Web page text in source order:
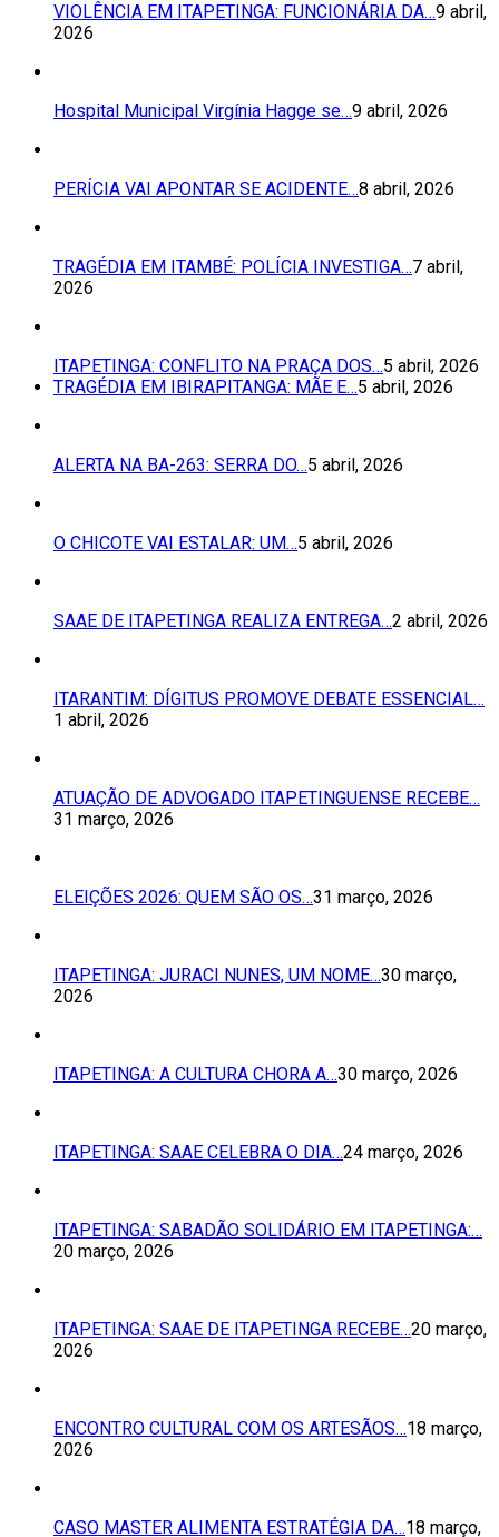
VIOLÊNCIA EM ITAPETINGA: FUNCIONÁRIA DA…9 abril,
2026
Hospital Municipal Virgínia Hagge se…9 abril, 2026
PERÍCIA VAI APONTAR SE ACIDENTE…8 abril, 2026
TRAGÉDIA EM ITAMBÉ: POLÍCIA INVESTIGA…7 abril,
2026
ITAPETINGA: CONFLITO NA PRAÇA DOS…5 abril, 2026
TRAGÉDIA EM IBIRAPITANGA: MÃE E…5 abril, 2026
ALERTA NA BA-263: SERRA DO…5 abril, 2026
O CHICOTE VAI ESTALAR: UM…5 abril, 2026
SAAE DE ITAPETINGA REALIZA ENTREGA…2 abril, 2026
ITARANTIM: DÍGITUS PROMOVE DEBATE ESSENCIAL…
1 abril, 2026
ATUAÇÃO DE ADVOGADO ITAPETINGUENSE RECEBE…
31 março, 2026
ELEIÇÕES 2026: QUEM SÃO OS…31 março, 2026
ITAPETINGA: JURACI NUNES, UM NOME…30 março,
2026
ITAPETINGA: A CULTURA CHORA A…30 março, 2026
ITAPETINGA: SAAE CELEBRA O DIA…24 março, 2026
ITAPETINGA: SABADÃO SOLIDÁRIO EM ITAPETINGA:…
20 março, 2026
ITAPETINGA: SAAE DE ITAPETINGA RECEBE…20 março,
2026
ENCONTRO CULTURAL COM OS ARTESÃOS…18 março,
2026
CASO MASTER ALIMENTA ESTRATÉGIA DA…18 março,